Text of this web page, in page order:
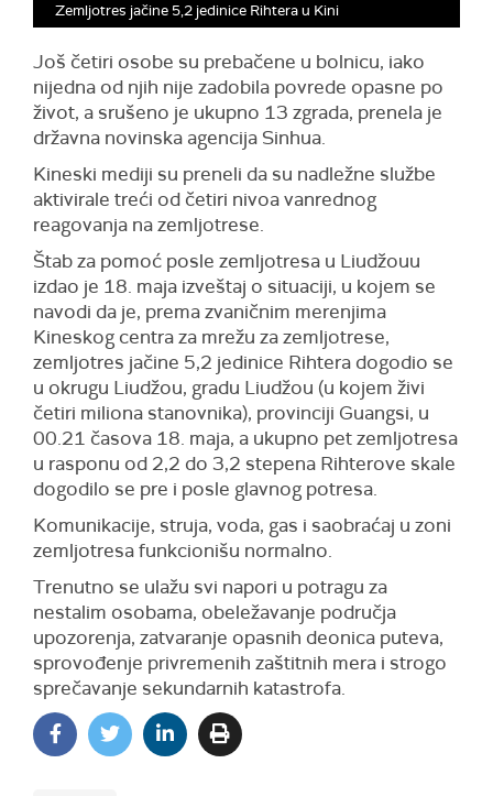
Zemljotres jačine 5,2 jedinice Rihtera u Kini
Još četiri osobe su prebačene u bolnicu, iako
nijedna od njih nije zadobila povrede opasne po
život, a srušeno je ukupno 13 zgrada, prenela je
državna novinska agencija Sinhua.
Kineski mediji su preneli da su nadležne službe
aktivirale treći od četiri nivoa vanrednog
reagovanja na zemljotrese.
Štab za pomoć posle zemljotresa u Liudžouu
izdao je 18. maja izveštaj o situaciji, u kojem se
navodi da je, prema zvaničnim merenjima
Kineskog centra za mrežu za zemljotrese,
zemljotres jačine 5,2 jedinice Rihtera dogodio se
u okrugu Liudžou, gradu Liudžou (u kojem živi
četiri miliona stanovnika), provinciji Guangsi, u
00.21 časova 18. maja, a ukupno pet zemljotresa
u rasponu od 2,2 do 3,2 stepena Rihterove skale
dogodilo se pre i posle glavnog potresa.
Komunikacije, struja, voda, gas i saobraćaj u zoni
zemljotresa funkcionišu normalno.
Trenutno se ulažu svi napori u potragu za
nestalim osobama, obeležavanje područja
upozorenja, zatvaranje opasnih deonica puteva,
sprovođenje privremenih zaštitnih mera i strogo
sprečavanje sekundarnih katastrofa.